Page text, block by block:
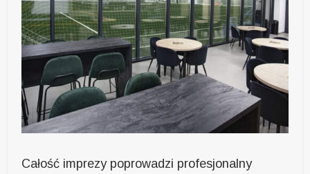
Całość imprezy poprowadzi profesjonalny